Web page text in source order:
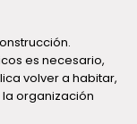
es necesario,
volver a habitar,
organización